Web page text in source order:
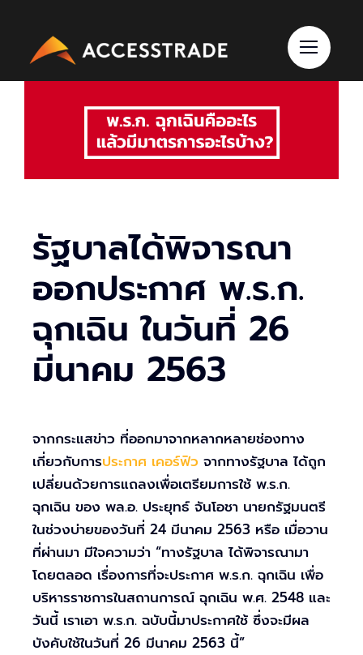
content
รัฐบาลได้พิจารณา
ออกประกาศ พ.ร.ก.
ฉุกเฉิน ในวันที่ 26
มีนาคม 2563
จากกระแสข่าว ที่ออกมาจากหลากหลายช่องทาง
เกี่ยวกับการประกาศ เคอร์ฟิว จากทางรัฐบาล ได้ถูก
เปลี่ยนด้วยการแถลงเพื่อเตรียมการใช้ พ.ร.ก.
ฉุกเฉิน ของ พล.อ. ประยุทธ์ จันโอชา นายกรัฐมนตรี
ในช่วงบ่ายของวันที่ 24 มีนาคม 2563 หรือ เมื่อวาน
ที่ผ่านมา มีใจความว่า “ทางรัฐบาล ได้พิจารณามา
โดยตลอด เรื่องการที่จะประกาศ พ.ร.ก. ฉุกเฉิน เพื่อ
บริหารราชการในสถานการณ์ ฉุกเฉิน พ.ศ. 2548 และ
วันนี้ เราเอา พ.ร.ก. ฉบับนี้มาประกาศใช้ ซึ่งจะมีผล
บังคับใช้ในวันที่ 26 มีนาคม 2563 นี้”